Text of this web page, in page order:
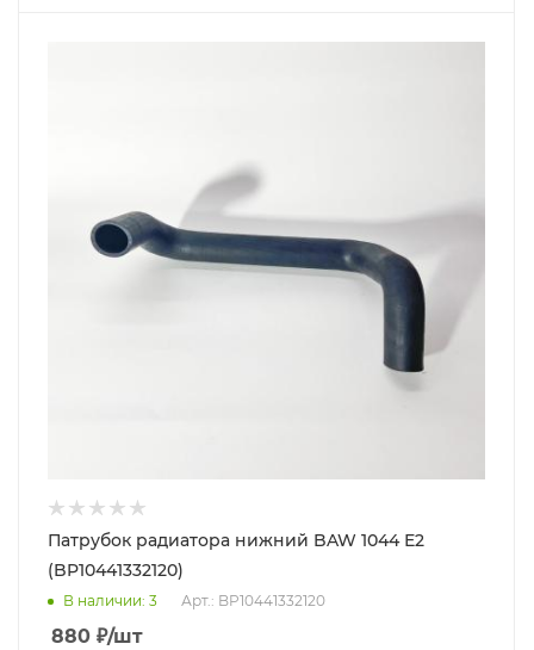
Патрубок радиатора нижний BAW 1044 Е2
(BP10441332120)
В наличии: 3 Арт.: BP10441332120
880 ₽/шт